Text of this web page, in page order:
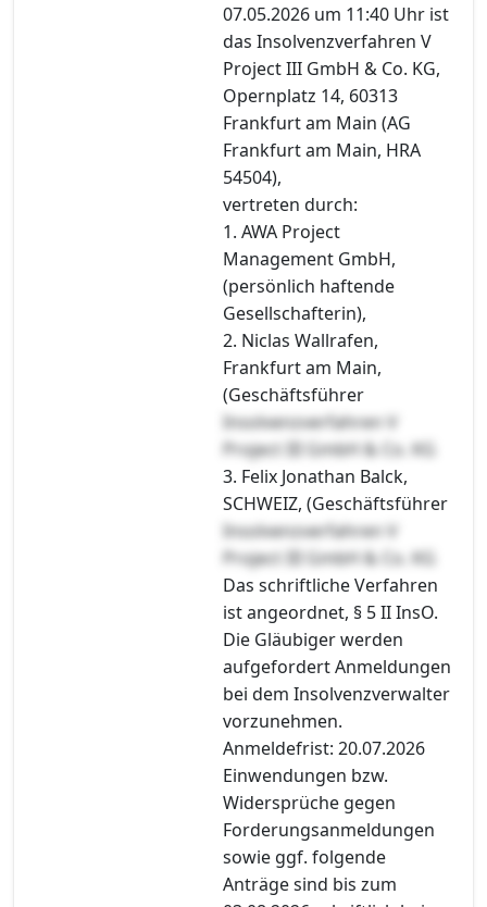
07.05.2026 um 11:40 Uhr ist
das Insolvenzverfahren V
Project III GmbH & Co. KG,
Opernplatz 14, 60313
Frankfurt am Main (AG
Frankfurt am Main, HRA
54504),
vertreten durch:
1. AWA Project
Management GmbH,
(persönlich haftende
Gesellschafterin),
2. Niclas Wallrafen,
Frankfurt am Main,
(Geschäftsführer
Insolvenzverfahren V
Project III GmbH & Co. KG
3. Felix Jonathan Balck,
SCHWEIZ, (Geschäftsführer
Insolvenzverfahren V
Project III GmbH & Co. KG
Das schriftliche Verfahren
ist angeordnet, § 5 II InsO.
Die Gläubiger werden
aufgefordert Anmeldungen
bei dem Insolvenzverwalter
vorzunehmen.
Anmeldefrist: 20.07.2026
Einwendungen bzw.
Widersprüche gegen
Forderungsanmeldungen
sowie ggf. folgende
Anträge sind bis zum